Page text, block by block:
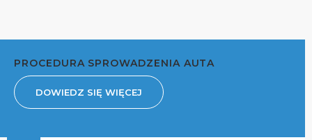
PROCEDURA SPROWADZENIA AUTA
DOWIEDZ SIĘ WIĘCEJ